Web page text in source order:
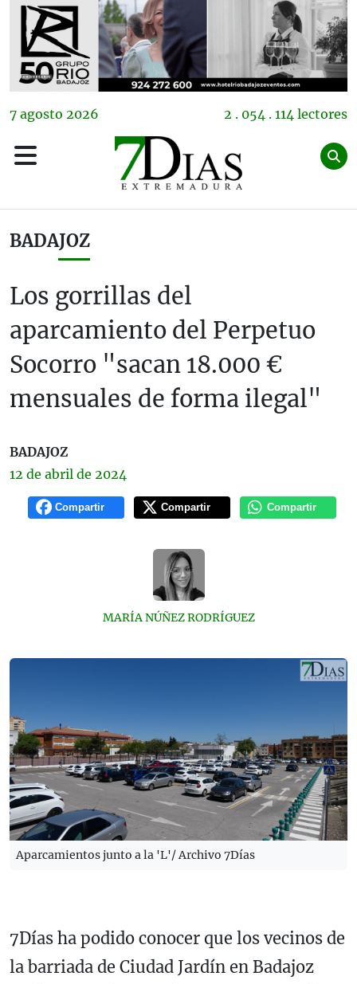
7 agosto 2026 2 . 054 . 114 lectores
BADAJOZ
Los gorrillas del
aparcamiento del Perpetuo
Socorro "sacan 18.000 €
mensuales de forma ilegal"
BADAJOZ
12 de abril de 2024
Compartir Compartir Compartir
MARÍA NÚÑEZ RODRÍGUEZ
Aparcamientos junto a la 'L'/ Archivo 7Días
7Días ha podido conocer que los vecinos de
la barriada de Ciudad Jardín en Badajoz